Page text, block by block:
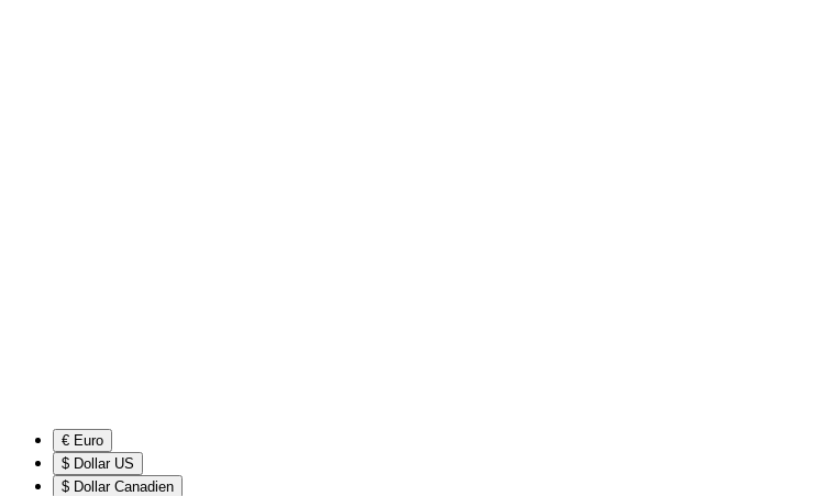
€ Euro
$ Dollar US
$ Dollar Canadien